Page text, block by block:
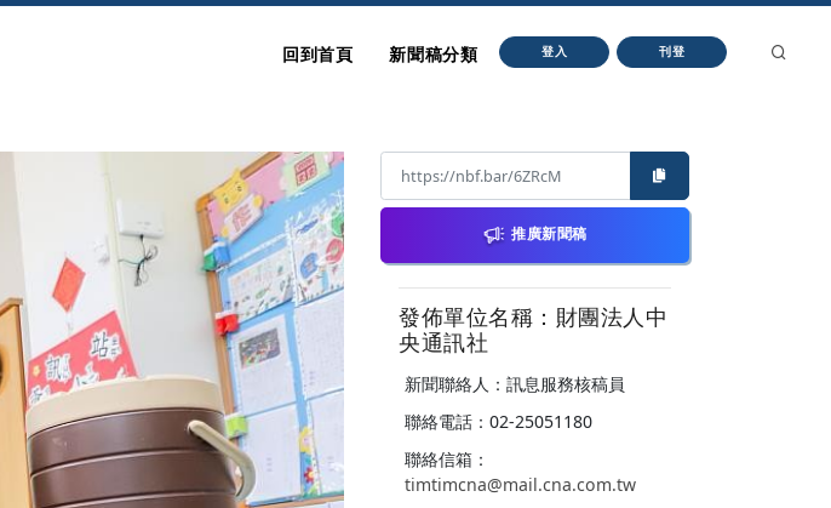
回到首頁 新聞稿分類 登入 刊登
推廣新聞稿
發佈單位名稱：財團法人中
央通訊社
新聞聯絡人：訊息服務核稿員
聯絡電話：02-25051180
聯絡信箱：
timtimcna@mail.cna.com.tw